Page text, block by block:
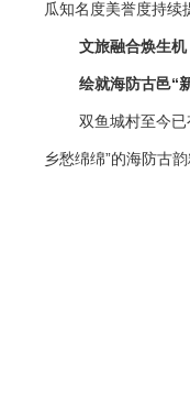
瓜知名度美誉度持续
文旅融合焕生机
绘就海防古邑“
双鱼城村至今
乡愁绵绵”的海防古韵